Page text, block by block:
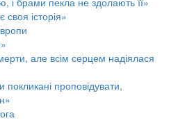
історія»
але всім серцем надіялася
проповідувати,